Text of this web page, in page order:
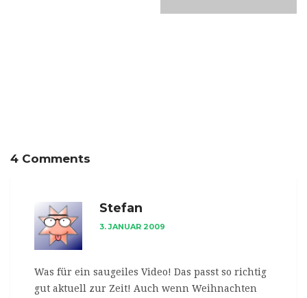
4 Comments
Stefan
3. JANUAR 2009
Was für ein saugeiles Video! Das passt so richtig
gut aktuell zur Zeit! Auch wenn Weihnachten